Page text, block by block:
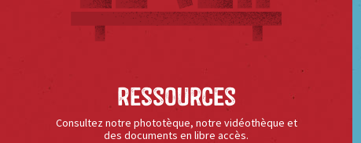
Ressources
Consultez notre phototèque, notre vidéothèque et
des documents en libre accès.